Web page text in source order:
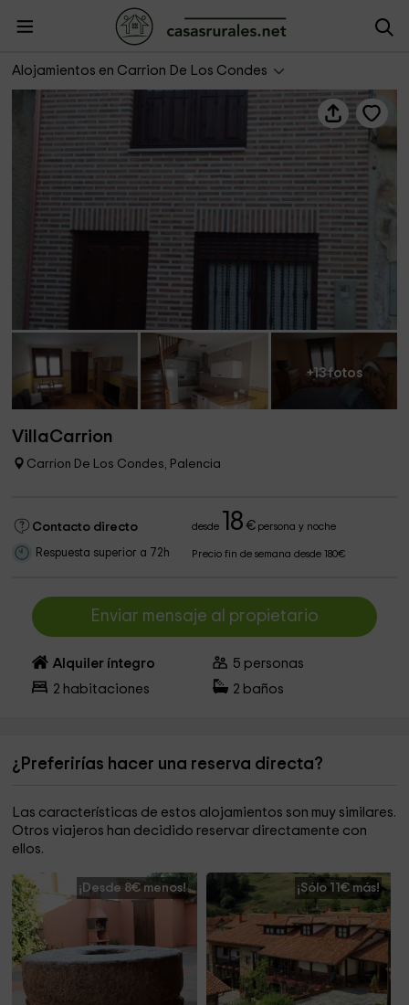
Alojamientos en Carrion De Los Condes
+13 fotos
VillaCarrion
Carrion De Los Condes, Palencia
Contacto directo desde 18 €persona y noche
Respuesta superior a 72h Precio fin de semana desde 180€
Enviar mensaje al propietario
Alquiler íntegro 5 personas
2 habitaciones 2 baños
¿Preferirías hacer una reserva directa?
Las características de estos alojamientos son muy similares.
Otros viajeros han decidido reservar directamente con
ellos.
¡Desde 8€ menos! ¡Sólo 11€ más!